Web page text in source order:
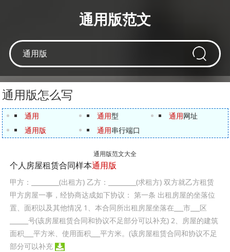
通用版范文
通用版怎么写
通用 通用型 通用网址
通用版
通用串行端口
通用版范文大全
个人房屋租赁合同样本通用版
甲方：_________(出租方) 乙方：_________(求租方) 双方就乙方租赁
甲方房屋一事，经协商达成如下协议： 第一条 出租房屋的坐落位
置、面积以及其他情况 1、本合同所出租房屋坐落在___市___区
______号(该房屋租赁合同和协议不足部分可以补充) 2、房屋的建筑
面积___平方米、使用面积___平方米。(该房屋租赁合同和协议不足
部分可以补充